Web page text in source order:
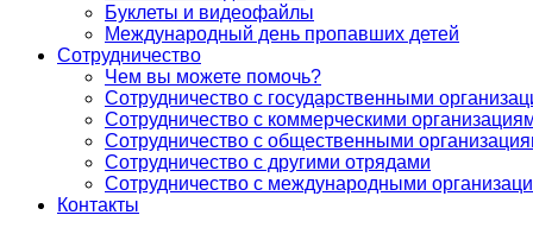
Буклеты и видеофайлы
Международный день пропавших детей
Сотрудничество
Чем вы можете помочь?
Сотрудничество с государственными
Сотрудничество с коммерческими
Сотрудничество с общественными
Сотрудничество с другими отрядами
Сотрудничество с международными
Контакты